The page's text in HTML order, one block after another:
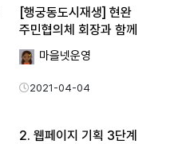
[행궁동도시재생] 현완
주민협의체 회장과 함께
마을넷운영
2021-04-04
2. 웹페이지 기획 3단계